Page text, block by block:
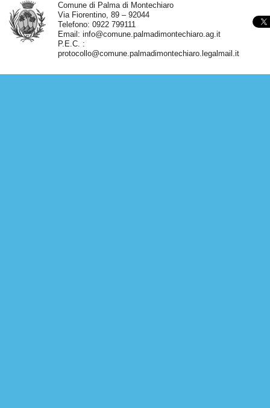
Comune di Palma di Montechiaro
Via Fiorentino, 89 – 92044
Telefono: 0922 799111
Email: info@comune.palmadimontechiaro.ag.it
P.E.C. :
protocollo@comune.palmadimontechiaro.legalmail.it